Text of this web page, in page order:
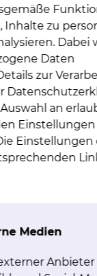
1, 38126
Tel.:+49 531 595
Inhalte zu
Dabei
Daten
zur
an
Einstellungen
Einstellungen
Medien
Anbieter